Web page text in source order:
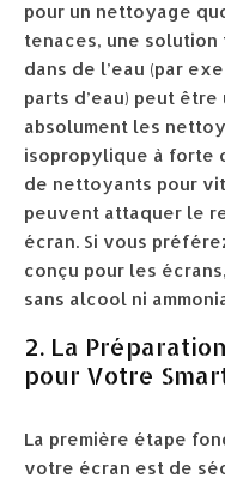
pour un nettoyage
tenaces, une
dans de l’eau (par
parts d’eau) peut
absolument les
isopropylique à forte
de nettoyants pour
peuvent attaquer le
écran. Si vous
conçu pour les
sans alcool ni
2. La
pour Votre
La première étape
votre écran est de